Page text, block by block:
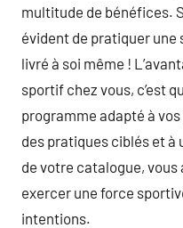
multitude de bénéfices.
évident de pratiquer une
livré à soi même !
sportif chez vous, c’est
programme adapté à
des pratiques ciblés et
de votre catalogue, vous
exercer une force
intentions.